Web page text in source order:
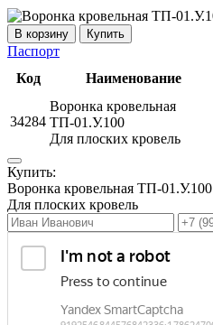
Купить
Паспорт
Код
Наименование
34284
Воронка кровельная
ТП-01.У.100
Для плоских кровель
Купить:
Воронка кровельная ТП-01.У.100
Для плоских кровель